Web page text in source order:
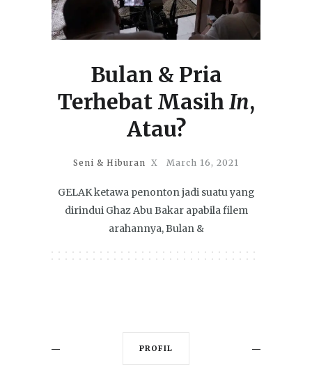
Bulan & Pria
Terhebat Masih In,
Atau?
Seni & Hiburan X March 16, 2021
GELAK ketawa penonton jadi suatu yang
dirindui Ghaz Abu Bakar apabila filem
arahannya, Bulan &
PROFIL